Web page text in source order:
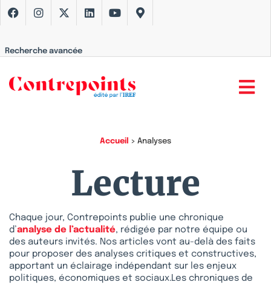
Recherche avancée
Accueil > Analyses
Lecture
Chaque jour, Contrepoints publie une chronique
d’analyse de l’actualité, rédigée par notre équipe ou
des auteurs invités. Nos articles vont au-delà des faits
pour proposer des analyses critiques et constructives,
apportant un éclairage indépendant sur les enjeux
politiques, économiques et sociaux.Les chroniques de